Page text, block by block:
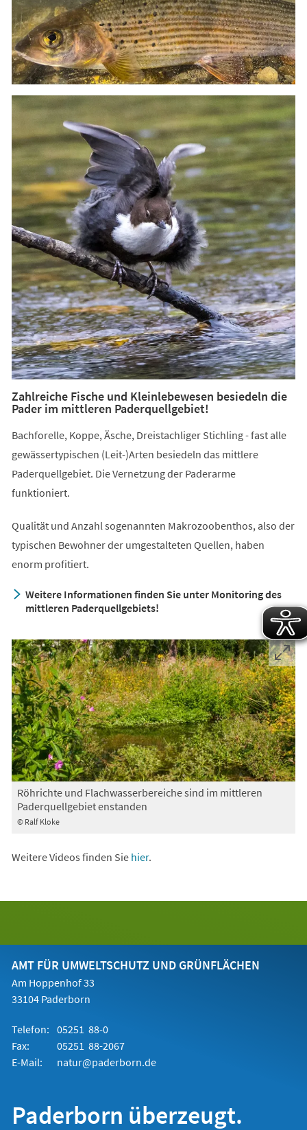
Zahlreiche Fische und Kleinlebewesen besiedeln die
Pader im mittleren Paderquellgebiet!
Bachforelle, Koppe, Äsche, Dreistachliger Stichling - fast alle
gewässertypischen (Leit-)Arten besiedeln das mittlere
Paderquellgebiet. Die Vernetzung der Paderarme
funktioniert.
Qualität und Anzahl sogenannten Makrozoobenthos, also der
typischen Bewohner der umgestalteten Quellen, haben
enorm profitiert.
Weitere Informationen finden Sie unter Monitoring des
mittleren Paderquellgebiets!
© Ralf Kloke
Röhrichte und Flachwasserbereiche sind im mittleren
Paderquellgebiet enstanden
Weitere Videos finden Sie hier.
AMT FÜR UMWELTSCHUTZ UND GRÜNFLÄCHEN
Am Hoppenhof 33
33104 Paderborn
Telefon: 05251 88-0
Fax:
05251 88-2067
E-Mail:
natur@paderborn.de
Paderborn überzeugt.